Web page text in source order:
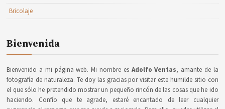
Bricolaje
Bienvenida
Bienvenido a mi página web. Mi nombre es Adolfo Ventas, amante de la
fotografía de naturaleza. Te doy las gracias por visitar este humilde sitio con
el que sólo he pretendido mostrar un pequeño rincón de las cosas que he ido
haciendo. Confío que te agrade, estaré encantado de leer cualquier